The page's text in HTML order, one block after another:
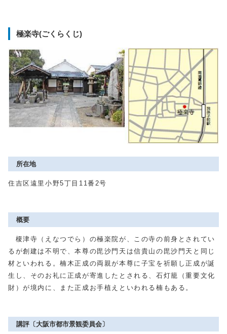
極楽寺(ごくらくじ)
所在地
住吉区遠里小野5丁目11番2号
概要
榎津寺（えなつでら）の極楽院が、この寺の前身とされてい
るが創建は不明で、本尊の毘沙門天は信貴山の毘沙門天と同じ
材といわれる。楠木正成の両親が本尊に子宝を祈願し正成が誕
生し、そのお礼に正成が寄進したとされる、石灯籠（重要文化
財）が境内に、また正成お手植えといわれる楠もある。
講評〔大阪市都市景観委員会〕